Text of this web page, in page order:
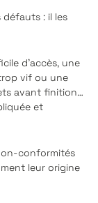
: il les
d’accès, une
vif ou une
avant finition…
et
conformités
leur origine